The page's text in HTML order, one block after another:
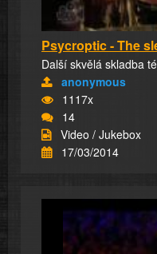
Psycroptic - The
Další skvělá skladba
anonymous
1117x
14
Video / Jukebox
17/03/2014